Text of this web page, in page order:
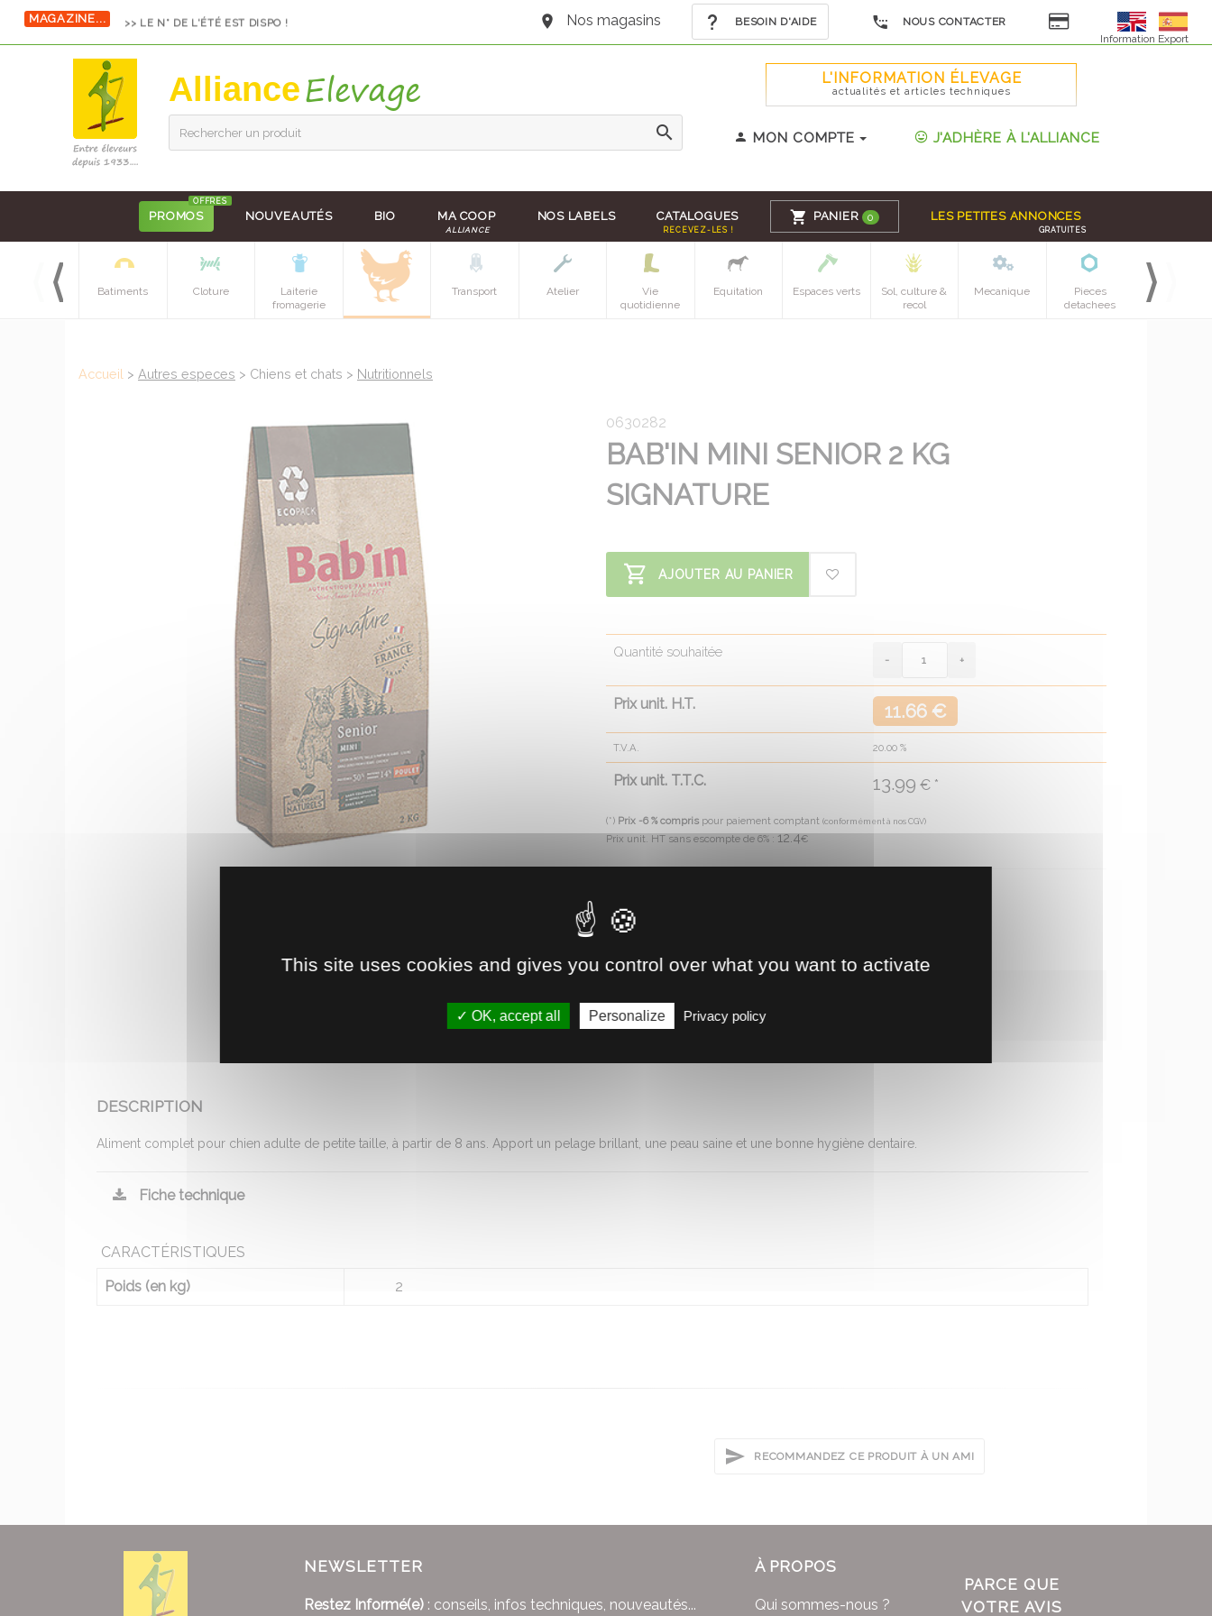
MAGAZINE... >> LE N° DE L'ÉTÉ EST DISPO ! Nos magasins BESOIN D'AIDE
NOUS CONTACTER
Information Export
Alliance
Rechercher un produit
L'INFORMATION ÉLEVAGE
actualités et articles techniques
MON COMPTE J'ADHÈRE À L'ALLIANCE
PROMOS
OFFRES
NOUVEAUTÉS BIO MA COOP
ALLIANCE
NOS LABELS CATALOGUES
RECEVEZ-LES !
PANIER 0 LES PETITES ANNONCES
GRATUITES
Equipements
Batiments Cloture
Laiterie
fromagerie
Transport Atelier
Vie
quotidienne
Equitation Espaces verts
Sol, culture &
recol
Mecanique
Pieces
detachees
Accueil > Autres especes > Chiens et chats > Nutritionnels
0630282
BAB'IN MINI SENIOR 2 KG
SIGNATURE
AJOUTER AU PANIER
Quantité souhaitée
Prix unit. H.T. 11.66 €
T.V.A. 20.00 %
Prix unit. T.T.C. 13.99 € *
(*) Prix -6 % compris pour paiement comptant (conformément à nos CGV)
Prix unit. HT sans escompte de 6% : 12.4€
Voir la disponibilité
DESCRIPTION
Aliment complet pour chien adulte de petite taille, à partir de 8 ans. Apport un pelage brillant, une peau saine et une bonne hygiène dentaire.
Fiche technique
CARACTÉRISTIQUES
Poids (en kg)
2
RECOMMANDEZ CE PRODUIT À UN AMI
À PROPOS
Qui sommes-nous ?
PARCE QUE
VOTRE AVIS
NEWSLETTER
Restez Informé(e) : conseils, infos techniques, nouveautés...
This site uses cookies and gives you control over what you want to activate
OK, accept all Personalize Privacy policy